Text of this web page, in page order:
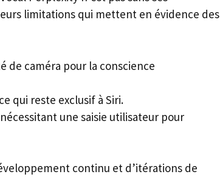
limitations qui mettent en évidence des
de caméra pour la conscience
qui reste exclusif à Siri.
une saisie utilisateur pour
continu et d’itérations de